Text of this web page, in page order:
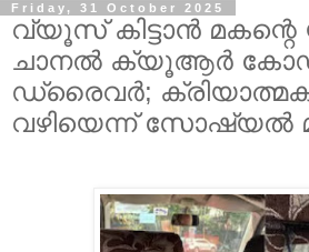
Friday, 31 October 2025
വ്യൂസ് കിട്ടാന്‍
ചാനല്‍ ക്യൂആര്‍
ഡ്രൈവര്‍;
വഴിയെന്ന് സോഷ്യല്‍